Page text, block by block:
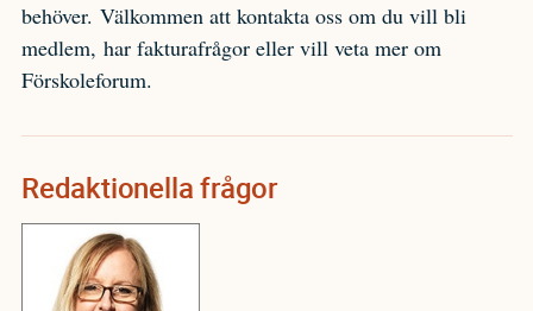
behöver. Välkommen att kontakta oss om du vill bli
medlem, har fakturafrågor eller vill veta mer om
Förskoleforum.
Redaktionella frågor